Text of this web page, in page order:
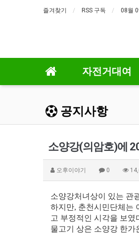
즐겨찾기 RSS 구독 08월
자전거대여
공지사항
소양강(의암호)에
오후이야기 0
소양강처녀상이 있는 관
하지만, 춘천시민단체는
고 부정적인 시각을 보였
물고기 상은 소양강 한